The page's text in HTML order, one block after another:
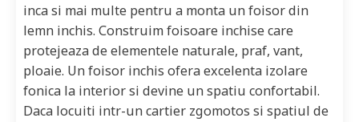
inca si mai multe pentru a monta un foisor din
lemn inchis. Construim foisoare inchise care
protejeaza de elementele naturale, praf, vant,
ploaie. Un foisor inchis ofera excelenta izolare
fonica la interior si devine un spatiu confortabil.
Daca locuiti intr-un cartier zgomotos si spatiul de